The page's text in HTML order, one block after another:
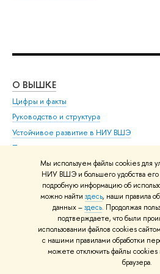
Мы используем файлы cookies для
НИУ ВШЭ и большего удобства его
подробную информацию об
можно найти здесь, наши правила
данных –здесь. Продолжая
подтверждаете, что были
использовании файлов cookies
с нашими правилами обработки
можете отключить файлы cookies
браузера.
О ВЫШКЕ
Цифры и факты
Руководство и структура
Устойчивое развитие в НИУ ВШЭ
Преподаватели и сотрудники
Корпуса и общежития
Обращения граждан в НИУ ВШЭ
Фонд целевого капитала
Противодействие коррупции
Сведения о доходах, расходах, об
обязательствах имущественного
Сведения об образовательной